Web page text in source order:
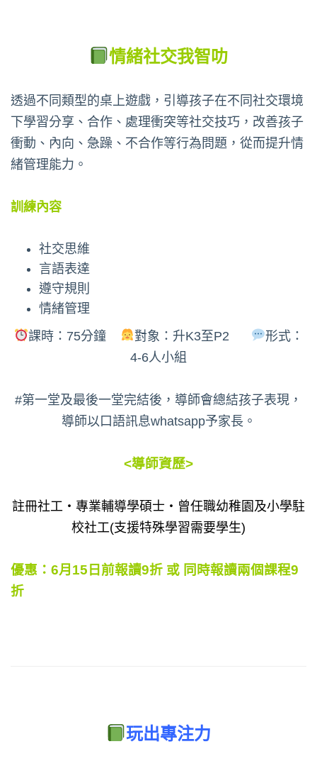
情緒社交我智叻
透過不同類型的桌上遊戲，引導孩子在不同社交環境
下學習分享、合作、處理衝突等社交技巧，改善孩子
衝動、內向、急躁、不合作等行為問題，從而提升情
緒管理能力。
訓練內容
社交思維
言語表達
遵守規則
情緒管理
課時：75分鐘
對象：升K3至P2
形式：
4-6人小組
#第一堂及最後一堂完結後，導師會總結孩子表現，
導師以口語訊息whatsapp予家長。
<導師資歷>
註冊社工‧專業輔導學碩士‧曾任職幼稚園及小學駐
校社工(支援特殊學習需要學生)
優惠：6月15日前報讀9折 或 同時報讀兩個課程9
折
玩出專注力